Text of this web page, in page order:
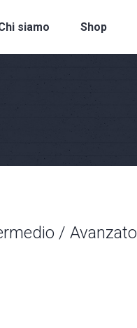
siamo Shop
/ Avanzato